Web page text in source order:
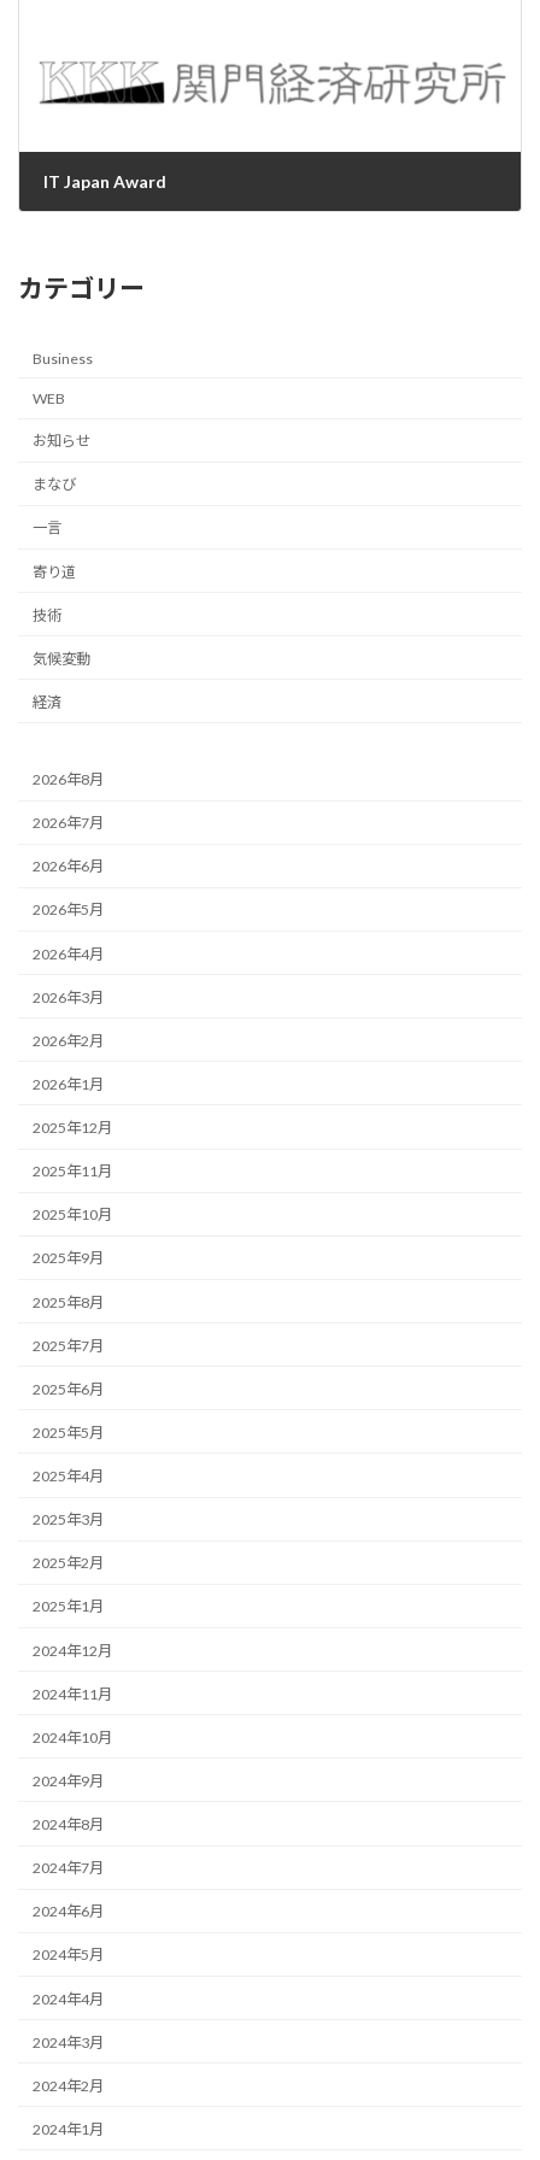
IT Japan Award
カテゴリー
Business
WEB
お知らせ
まなび
一言
寄り道
技術
気候変動
経済
2026年8月
2026年7月
2026年6月
2026年5月
2026年4月
2026年3月
2026年2月
2026年1月
2025年12月
2025年11月
2025年10月
2025年9月
2025年8月
2025年7月
2025年6月
2025年5月
2025年4月
2025年3月
2025年2月
2025年1月
2024年12月
2024年11月
2024年10月
2024年9月
2024年8月
2024年7月
2024年6月
2024年5月
2024年4月
2024年3月
2024年2月
2024年1月